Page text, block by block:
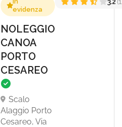
evidenza
NOLEGGIO
CANOA
PORTO
CESAREO
Scalo
Alaggio Porto
Cesareo, Via